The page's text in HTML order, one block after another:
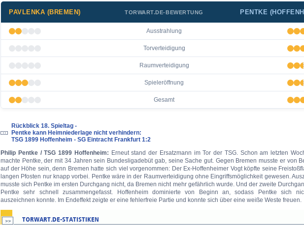
PAVLENKA (BREMEN) TORWART.DE-BEWERTUNG PENTKE
Ausstrahlung
Torverteidigung
Raumverteidigung
Spieleröffnung
Gesamt
Rückblick 18. Spieltag -
Pentke kann Heimniederlage nicht verhindern:
TSG 1899 Hoffenheim - SG Eintracht Frankfurt 1:2
Philip Pentke / TSG 1899 Hoffenheim: Erneut stand der Ersatzmann im Tor der TSG. Schon am letzten
machte Pentke, der mit 34 Jahren sein Bundesligadebüt gab, seine Sache gut. Gegen Bremen musste er von
auf der Höhe sein, denn Bremen hatte sich viel vorgenommen: Der Ex-Hoffenheimer Vogt köpfte seine
langen Pfosten nur knapp vorbei. Pentke wäre in der Raumverteidigung ohne Eingriffsmöglichkeit gewesen.
musste sich Pentke im ersten Durchgang nicht, da Bremen nicht mehr gefährlich wurde. Und der zweite
Pentke sehr schnell zusammengefasst. Hoffenheim dominierte von Beginn an, sodass Pentke sich
auszeichnen konnte. Im Endeffekt zeigte er eine fehlerfreie Partie und konnte sich über eine weiße Weste freuen.